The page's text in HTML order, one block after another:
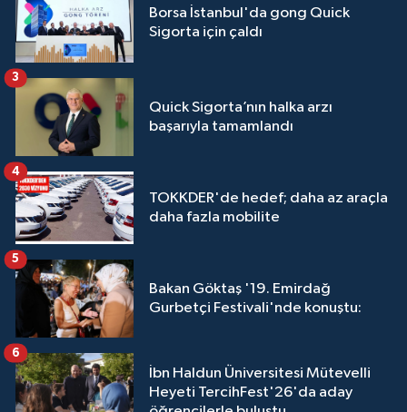
Borsa İstanbul'da gong Quick
Sigorta için çaldı
Quick Sigorta’nın halka arzı
başarıyla tamamlandı
3
TOKKDER'de hedef; daha az araçla
daha fazla mobilite
4
Bakan Göktaş '19. Emirdağ
Gurbetçi Festivali'nde konuştu:
5
İbn Haldun Üniversitesi Mütevelli
Heyeti TercihFest'26'da aday
6